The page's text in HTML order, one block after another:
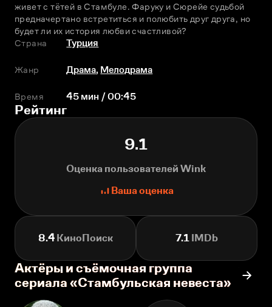
живет с тётей в Стамбуле. Фаруку и Сюрейе судьбой
предначертано встретиться и полюбить друг друга, но
будет ли их история любви счастливой?
Страна
Турция
Жанр Драма, Мелодрама
Время 45 мин / 00:45
Рейтинг
9.1
Оценка пользователей Wink
Ваша оценка
8.4КиноПоиск 7.1 IMDb
Актёры и съёмочная группа
сериала «Стамбульская невеста»